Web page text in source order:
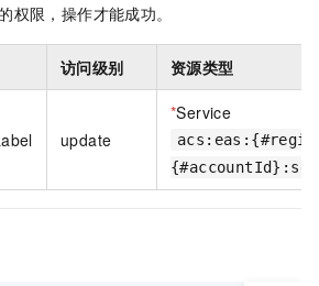
权限，操作才能成功。
访问级别 资源类型
update
*Service